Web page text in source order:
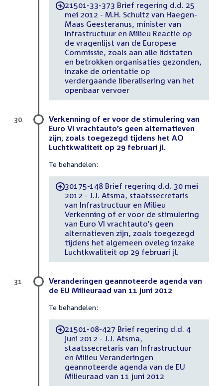
-21501-33-373 Brief regering d.d. 25
mei 2012 - M.H. Schultz van Haegen-
Maas Geesteranus, minister van
Infrastructuur en Milieu Reactie op
de vragenlijst van de Europese
Commissie, zoals aan alle lidstaten
en betrokken organisaties gezonden,
inzake de orientatie op
verdergaande liberalisering van het
openbaar vervoer
Verkenning of er voor de stimulering van
Euro VI vrachtauto’s geen alternatieven
zijn, zoals toegezegd tijdens het AO
Luchtkwaliteit op 29 februari jl.
Te behandelen:
-30175-148 Brief regering d.d. 30 mei
2012 - J.J. Atsma, staatssecretaris
van Infrastructuur en Milieu
Verkenning of er voor de stimulering
van Euro VI vrachtauto’s geen
alternatieven zijn, zoals toegezegd
tijdens het algemeen oveleg inzake
Luchtkwaliteit op 29 februari jl.
30
Veranderingen geannoteerde agenda van
de EU Milieuraad van 11 juni 2012
Te behandelen:
-21501-08-427 Brief regering d.d. 4
juni 2012 - J.J. Atsma,
staatssecretaris van Infrastructuur
en Milieu Veranderingen
geannoteerde agenda van de EU
Milieuraad van 11 juni 2012
31